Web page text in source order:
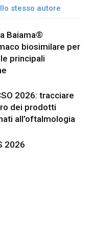
stesso autore
Baiama®
biosimilare per
principali
2026: tracciare
dei prodotti
all’oftalmologia
2026